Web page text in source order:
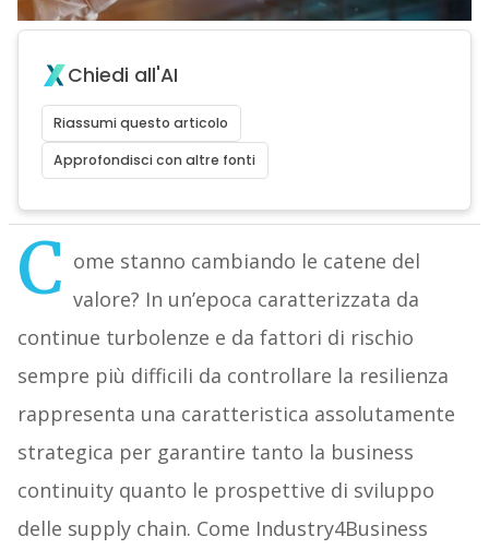
Chiedi all'AI
Riassumi questo articolo
Approfondisci con altre fonti
C ome stanno cambiando le catene del
valore? In un’epoca caratterizzata da
continue turbolenze e da fattori di rischio
sempre più difficili da controllare la resilienza
rappresenta una caratteristica assolutamente
strategica per garantire tanto la business
continuity quanto le prospettive di sviluppo
delle supply chain. Come Industry4Business